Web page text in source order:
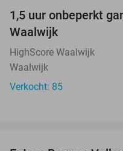
TODAY
1,5 uur onbeperkt
Waalwijk
HighScore Waalwijk
Waalwijk
Verkocht: 85